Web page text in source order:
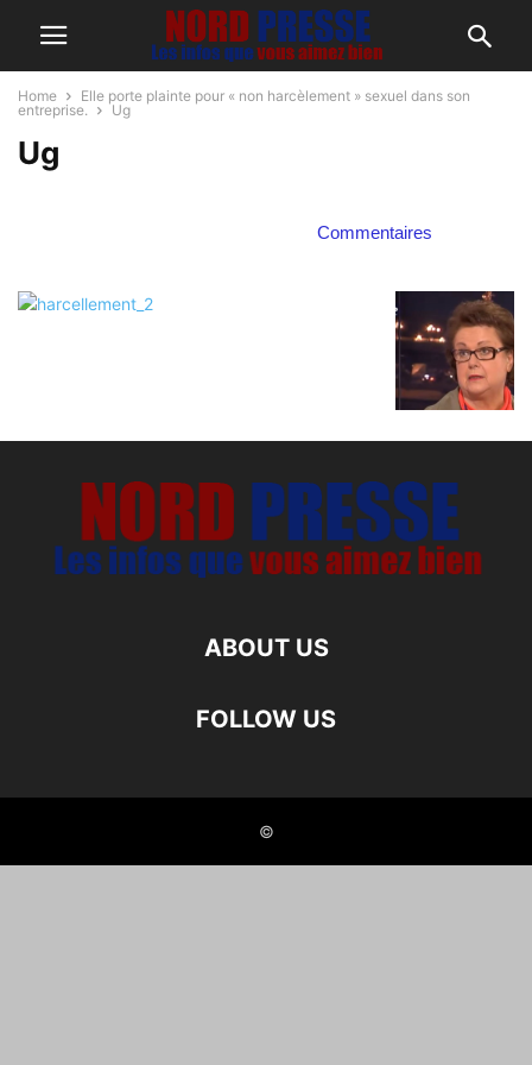
Home
Elle porte plainte pour « non harcèlement » sexuel dans son
entreprise.
Ug
Ug
Commentaires
ABOUT US
FOLLOW US
©